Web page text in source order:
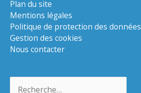
Plan du site
Mentions légales
Politique de protection des données
Gestion des cookies
Nous contacter